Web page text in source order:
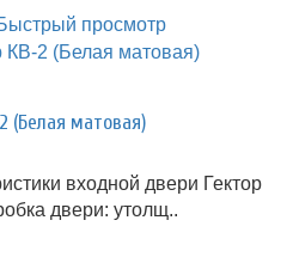
просмотр
(Белая матовая)
входной двери Гектор
двери: утолщ..